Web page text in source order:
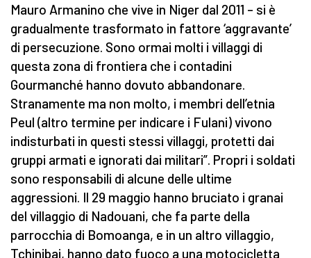
Mauro Armanino che vive in Niger dal 2011 – si è
gradualmente trasformato in fattore ‘aggravante’
di persecuzione. Sono ormai molti i villaggi di
questa zona di frontiera che i contadini
Gourmanché hanno dovuto abbandonare.
Stranamente ma non molto, i membri dell’etnia
Peul (altro termine per indicare i Fulani) vivono
indisturbati in questi stessi villaggi, protetti dai
gruppi armati e ignorati dai militari”. Propri i soldati
sono responsabili di alcune delle ultime
aggressioni. Il 29 maggio hanno bruciato i granai
del villaggio di Nadouani, che fa parte della
parrocchia di Bomoanga, e in un altro villaggio,
Tchinibai, hanno dato fuoco a una motocicletta